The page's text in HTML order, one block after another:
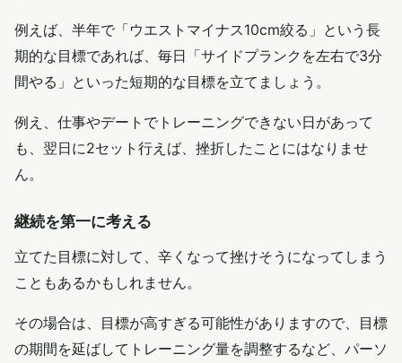
例えば、半年で「ウエストマイナス10cm絞る」という長
期的な目標であれば、毎日「サイドプランクを左右で3分
間やる」といった短期的な目標を立てましょう。
例え、仕事やデートでトレーニングできない日があって
も、翌日に2セット行えば、挫折したことにはなりませ
ん。
継続を第一に考える
立てた目標に対して、辛くなって挫けそうになってしまう
こともあるかもしれません。
その場合は、目標が高すぎる可能性がありますので、目標
の期間を延ばしてトレーニング量を調整するなど、パーソ